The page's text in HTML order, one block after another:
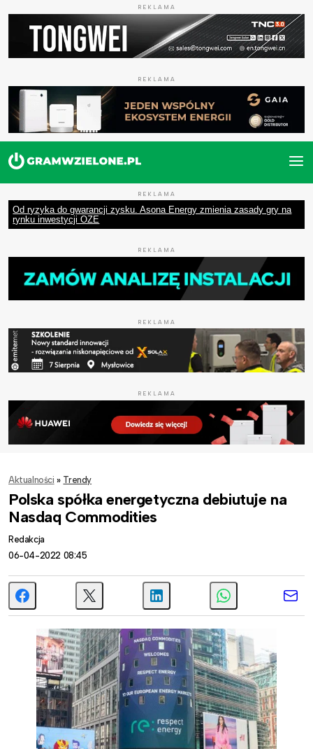
REKLAMA
REKLAMA
REKLAMA
Od ryzyka do gwarancji zysku. Asona Energy zmienia zasady gry na
rynku inwestycji OZE
REKLAMA
REKLAMA
REKLAMA
Aktualności » Trendy
Polska spółka energetyczna debiutuje na
Nasdaq Commodities
Redakcja
06-04-2022 08:45